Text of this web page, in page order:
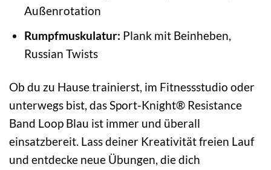
Außenrotation
Rumpfmuskulatur: Plank mit Beinheben,
Russian Twists
Ob du zu Hause trainierst, im Fitnessstudio oder
unterwegs bist, das Sport-Knight® Resistance
Band Loop Blau ist immer und überall
einsatzbereit. Lass deiner Kreativität freien Lauf
und entdecke neue Übungen, die dich